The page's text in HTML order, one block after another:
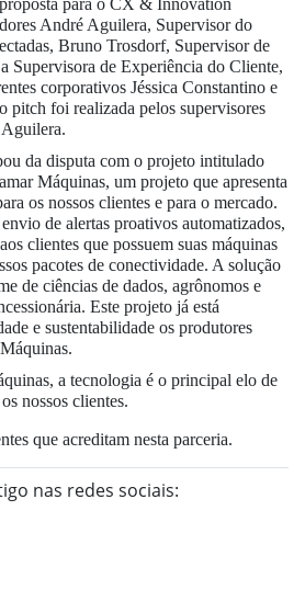
André Aguilera, Supervisor do
Bruno Trosdorf, Supervisor de
Supervisora de Experiência do Cliente,
corporativos Jéssica Constantino e
pitch foi realizada pelos supervisores
da disputa com o projeto intitulado
Máquinas, um projeto que apresenta
os nossos clientes e para o mercado.
de alertas proativos automatizados,
clientes que possuem suas máquinas
pacotes de conectividade. A solução
de ciências de dados, agrônomos e
Este projeto já está
e sustentabilidade os produtores
a tecnologia é o principal elo de
nossos clientes.
que acreditam nesta parceria.
nas redes sociais: